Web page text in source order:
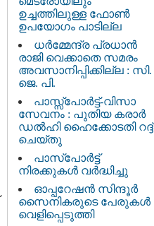
ഉച്ചത്തിലുള്ള ഫോൺ
ഉപയോഗം പാടില്ല
ധര്‍മ്മേന്ദ്ര പ്രധാൻ
രാജി വെക്കാതെ സമരം
അവസാനിപ്പിക്കില്ല : സി.
ജെ. പി.
പാസ്സ്പോർട്ട്-വിസാ
സേവനം : പുതിയ കരാർ
ഡൽഹി ഹൈക്കോടതി റദ്ദ്
ചെയ്തു
പാസ്‌പോർട്ട്
നിരക്കുകൾ വർദ്ധിച്ചു
ഓപ്പറേഷൻ സിന്ദൂർ
സൈനികരുടെ പേരുകൾ
വെളിപ്പെടുത്തി